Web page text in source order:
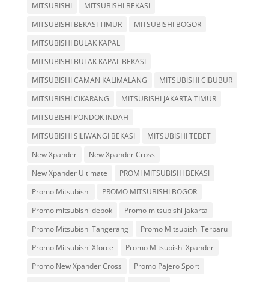
MITSUBISHI
MITSUBISHI BEKASI
MITSUBISHI BEKASI TIMUR
MITSUBISHI BOGOR
MITSUBISHI BULAK KAPAL
MITSUBISHI BULAK KAPAL BEKASI
MITSUBISHI CAMAN KALIMALANG
MITSUBISHI CIBUBUR
MITSUBISHI CIKARANG
MITSUBISHI JAKARTA TIMUR
MITSUBISHI PONDOK INDAH
MITSUBISHI SILIWANGI BEKASI
MITSUBISHI TEBET
New Xpander
New Xpander Cross
New Xpander Ultimate
PROMI MITSUBISHI BEKASI
Promo Mitsubishi
PROMO MITSUBISHI BOGOR
Promo mitsubishi depok
Promo mitsubishi jakarta
Promo Mitsubishi Tangerang
Promo Mitsubishi Terbaru
Promo Mitsubishi Xforce
Promo Mitsubishi Xpander
Promo New Xpander Cross
Promo Pajero Sport